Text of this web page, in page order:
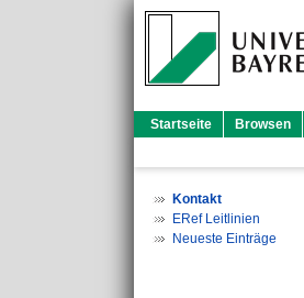
Startseite Browsen
Kontakt
ERef Leitlinien
Neueste Einträge